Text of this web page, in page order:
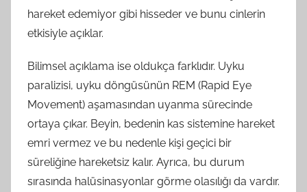
hareket edemiyor gibi hisseder ve bunu cinlerin
etkisiyle açıklar.
Bilimsel açıklama ise oldukça farklıdır. Uyku
paralizisi, uyku döngüsünün REM (Rapid Eye
Movement) aşamasından uyanma sürecinde
ortaya çıkar. Beyin, bedenin kas sistemine hareket
emri vermez ve bu nedenle kişi geçici bir
süreliğine hareketsiz kalır. Ayrıca, bu durum
sırasında halüsinasyonlar görme olasılığı da vardır.